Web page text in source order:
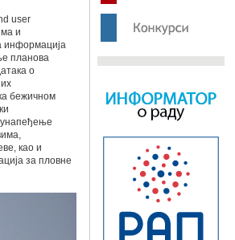
user
и
информација
планова
о
бежичном
унапеђење
као и
за пловне